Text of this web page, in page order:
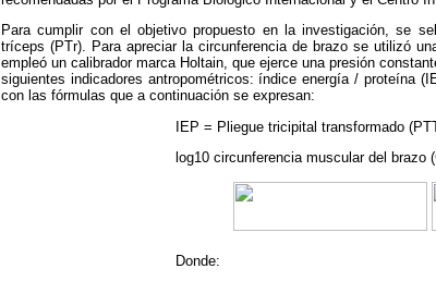
Para cumplir con el objetivo propuesto en la investigación, se
tríceps (PTr). Para apreciar la circunferencia de brazo se utilizó
empleó un calibrador marca Holtain, que ejerce una presión
siguientes indicadores antropométricos: índice energía / proteína
con las fórmulas que a continuación se expresan:
IEP = Pliegue tricipital transformado
log10 circunferencia muscular del brazo
Donde: